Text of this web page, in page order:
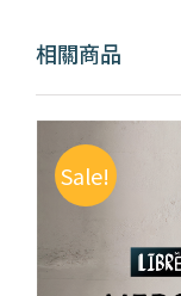
相關商品
Sale!